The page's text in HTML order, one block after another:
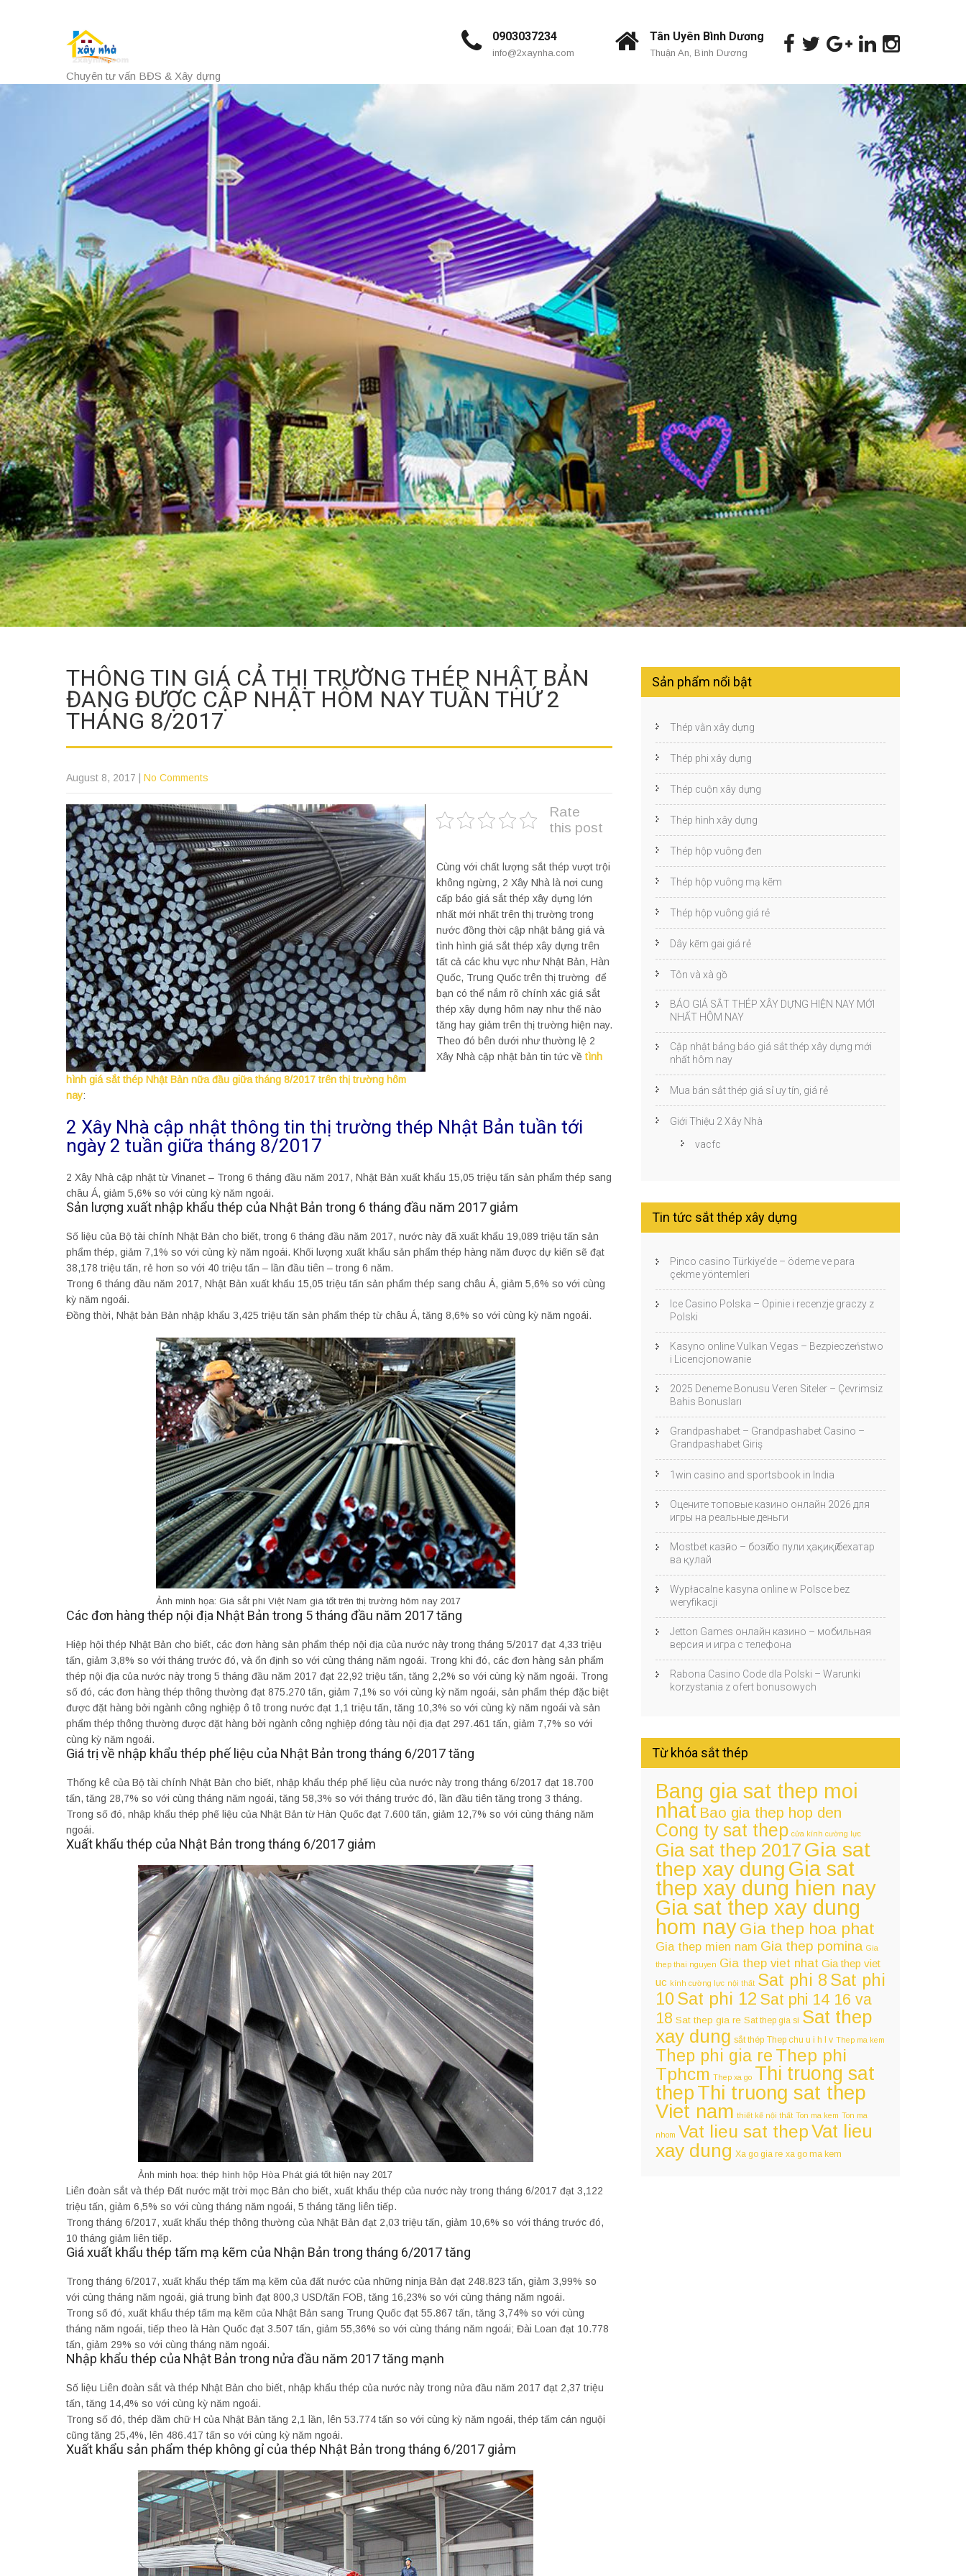
Chuyên tư vấn BĐS & Xây dựng
0903037234
info@2xaynha.com
Tân Uyên Bình Dương
Thuận An, Bình Dương
THÔNG TIN GIÁ CẢ THỊ TRƯỜNG THÉP NHẬT BẢN
ĐANG ĐƯỢC CẬP NHẬT HÔM NAY TUẦN THỨ 2
THÁNG 8/2017
August 8, 2017 No Comments
Rate
this post
Cùng với chất lượng sắt thép vượt trội
không ngừng, 2 Xây Nhà là nơi cung
cấp báo giá sắt thép xây dựng lớn
nhất mới nhất trên thị trường trong
nước đồng thời cập nhật bảng giá và
tình hình giá sắt thép xây dựng trên
tất cả các khu vực như Nhật Bản, Hàn
Quốc, Trung Quốc trên thị trường để
bạn có thể nắm rõ chính xác giá sắt
thép xây dựng hôm nay như thế nào
tăng hay giảm trên thị trường hiện nay.
Theo đó bên dưới như thường lệ 2
Xây Nhà cập nhật bản tin tức về tình
hình giá sắt thép Nhật Bản nữa đầu giữa tháng 8/2017 trên thị trường hôm
nay:
2 Xây Nhà cập nhật thông tin thị trường thép Nhật Bản tuần tới
ngày 2 tuần giữa tháng 8/2017
2 Xây Nhà cập nhật từ Vinanet – Trong 6 tháng đầu năm 2017, Nhật Bản xuất khẩu 15,05 triệu tấn sản phẩm thép sang
châu Á, giảm 5,6% so với cùng kỳ năm ngoái.
Sản lượng xuất nhập khẩu thép của Nhật Bản trong 6 tháng đầu năm 2017 giảm
Số liệu của Bộ tài chính Nhật Bản cho biết, trong 6 tháng đầu năm 2017, nước này đã xuất khẩu 19,089 triệu tấn sản
phẩm thép, giảm 7,1% so với cùng kỳ năm ngoái. Khối lượng xuất khẩu sản phẩm thép hàng năm được dự kiến sẽ đạt
38,178 triệu tấn, rẻ hơn so với 40 triệu tấn – lần đầu tiên – trong 6 năm.
Trong 6 tháng đầu năm 2017, Nhật Bản xuất khẩu 15,05 triệu tấn sản phẩm thép sang châu Á, giảm 5,6% so với cùng
kỳ năm ngoái.
Đồng thời, Nhật bản Bản nhập khẩu 3,425 triệu tấn sản phẩm thép từ châu Á, tăng 8,6% so với cùng kỳ năm ngoái.
Ảnh minh họa: Giá sắt phi Việt Nam giá tốt trên thị trường hôm nay 2017
Các đơn hàng thép nội địa Nhật Bản trong 5 tháng đầu năm 2017 tăng
Hiệp hội thép Nhật Bản cho biết, các đơn hàng sản phẩm thép nội địa của nước này trong tháng 5/2017 đạt 4,33 triệu
tấn, giảm 3,8% so với tháng trước đó, và ổn định so với cùng tháng năm ngoái. Trong khi đó, các đơn hàng sản phẩm
thép nội địa của nước này trong 5 tháng đầu năm 2017 đạt 22,92 triệu tấn, tăng 2,2% so với cùng kỳ năm ngoái. Trong
số đó, các đơn hàng thép thông thường đạt 875.270 tấn, giảm 7,1% so với cùng kỳ năm ngoái, sản phẩm thép đặc biệt
được đặt hàng bởi ngành công nghiệp ô tô trong nước đạt 1,1 triệu tấn, tăng 10,3% so với cùng kỳ năm ngoái và sản
phẩm thép thông thường được đặt hàng bởi ngành công nghiệp đóng tàu nội địa đạt 297.461 tấn, giảm 7,7% so với
cùng kỳ năm ngoái.
Giá trị về nhập khẩu thép phế liệu của Nhật Bản trong tháng 6/2017 tăng
Thống kê của Bộ tài chính Nhật Bản cho biết, nhập khẩu thép phế liệu của nước này trong tháng 6/2017 đạt 18.700
tấn, tăng 28,7% so với cùng tháng năm ngoái, tăng 58,3% so với tháng trước đó, lần đầu tiên tăng trong 3 tháng.
Trong số đó, nhập khẩu thép phế liệu của Nhật Bản từ Hàn Quốc đạt 7.600 tấn, giảm 12,7% so với cùng tháng năm
ngoái.
Xuất khẩu thép của Nhật Bản trong tháng 6/2017 giảm
Ảnh minh họa: thép hình hộp Hòa Phát giá tốt hiện nay 2017
Liên đoàn sắt và thép Đất nước mặt trời mọc Bản cho biết, xuất khẩu thép của nước này trong tháng 6/2017 đạt 3,122
triệu tấn, giảm 6,5% so với cùng tháng năm ngoái, 5 tháng tăng liên tiếp.
Trong tháng 6/2017, xuất khẩu thép thông thường của Nhật Bản đạt 2,03 triệu tấn, giảm 10,6% so với tháng trước đó,
10 tháng giảm liên tiếp.
Giá xuất khẩu thép tấm mạ kẽm của Nhận Bản trong tháng 6/2017 tăng
Trong tháng 6/2017, xuất khẩu thép tấm mạ kẽm của đất nước của những ninja Bản đạt 248.823 tấn, giảm 3,99% so
với cùng tháng năm ngoái, giá trung bình đạt 800,3 USD/tấn FOB, tăng 16,23% so với cùng tháng năm ngoái.
Trong số đó, xuất khẩu thép tấm mạ kẽm của Nhật Bản sang Trung Quốc đạt 55.867 tấn, tăng 3,74% so với cùng
tháng năm ngoái, tiếp theo là Hàn Quốc đạt 3.507 tấn, giảm 55,36% so với cùng tháng năm ngoái; Đài Loan đạt 10.778
tấn, giảm 29% so với cùng tháng năm ngoái.
Nhập khẩu thép của Nhật Bản trong nửa đầu năm 2017 tăng mạnh
Số liệu Liên đoàn sắt và thép Nhật Bản cho biết, nhập khẩu thép của nước này trong nửa đầu năm 2017 đạt 2,37 triệu
tấn, tăng 14,4% so với cùng kỳ năm ngoái.
Trong số đó, thép dầm chữ H của Nhật Bản tăng 2,1 lần, lên 53.774 tấn so với cùng kỳ năm ngoái, thép tấm cán nguội
cũng tăng 25,4%, lên 486.417 tấn so với cùng kỳ năm ngoái.
Xuất khẩu sản phẩm thép không gỉ của thép Nhật Bản trong tháng 6/2017 giảm
Sản phẩm nổi bật
Thép vằn xây dựng
Thép phi xây dựng
Thép cuộn xây dựng
Thép hình xây dựng
Thép hộp vuông đen
Thép hộp vuông mạ kẽm
Thép hộp vuông giá rẻ
Dây kẽm gai giá rẻ
Tôn và xà gồ
BÁO GIÁ SẮT THÉP XÂY DỰNG HIỆN NAY MỚI
NHẤT HÔM NAY
Cập nhật bảng báo giá sắt thép xây dựng mới
nhất hôm nay
Mua bán sắt thép giá sỉ uy tín, giá rẻ
Giới Thiệu 2 Xây Nhà
vacfc
Tin tức sắt thép xây dựng
Pinco casino Türkiye’de – ödeme ve para
çekme yöntemleri
Ice Casino Polska – Opinie i recenzje graczy z
Polski
Kasyno online Vulkan Vegas – Bezpieczeństwo
i Licencjonowanie
2025 Deneme Bonusu Veren Siteler – Çevrimsiz
Bahis Bonusları
Grandpashabet – Grandpashabet Casino –
Grandpashabet Giriş
1win casino and sportsbook in India
Оцените топовые казино онлайн 2026 для
игры на реальные деньги
Mostbet казӣно – бозӣ бо пули ҳақиқӣ бехатар
ва қулай
Wypłacalne kasyna online w Polsce bez
weryfikacji
Jetton Games онлайн казино – мобильная
версия и игра с телефона
Rabona Casino Code dla Polski – Warunki
korzystania z ofert bonusowych
Từ khóa sắt thép
Bang gia sat thep moi
nhat Bao gia thep hop den
Cong ty sat thep cửa kính cường lực
Gia sat thep 2017 Gia sat
thep xay dung Gia sat
thep xay dung hien nay
Gia sat thep xay dung
hom nayGia thep hoa phat
Gia thep mien nam Gia thep pomina Gia
thep thai nguyen Gia thep viet nhat Gia thep viet
uc kính cường lực nội thất Sat phi 8 Sat phi
10Sat phi 12 Sat phi 14 16 va
18 Sat thep gia re Sat thep gia si Sat thep
xay dung sắt thép Thep chu u i h l v Thep ma kem
Thep phi gia re Thep phi
Tphcm Thep xa go Thi truong sat
thep Thi truong sat thep
Viet nam thiết kế nội thất Ton ma kem Ton ma
nhom Vat lieu sat thepVat lieu
xay dung Xa go gia re xa go ma kem